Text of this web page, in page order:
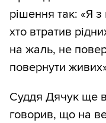
рішення так: «Я
хто втратив
на жаль, не
повернути
Суддя Дячук ще
говорив, що на